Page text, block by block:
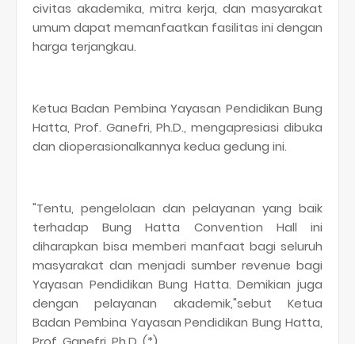
civitas akademika, mitra kerja, dan masyarakat
umum dapat memanfaatkan fasilitas ini dengan
harga terjangkau.
Ketua Badan Pembina Yayasan Pendidikan Bung
Hatta, Prof. Ganefri, Ph.D., mengapresiasi dibuka
dan dioperasionalkannya kedua gedung ini.
"Tentu, pengelolaan dan pelayanan yang baik
terhadap Bung Hatta Convention Hall ini
diharapkan bisa memberi manfaat bagi seluruh
masyarakat dan menjadi sumber revenue bagi
Yayasan Pendidikan Bung Hatta. Demikian juga
dengan pelayanan akademik,"sebut Ketua
Badan Pembina Yayasan Pendidikan Bung Hatta,